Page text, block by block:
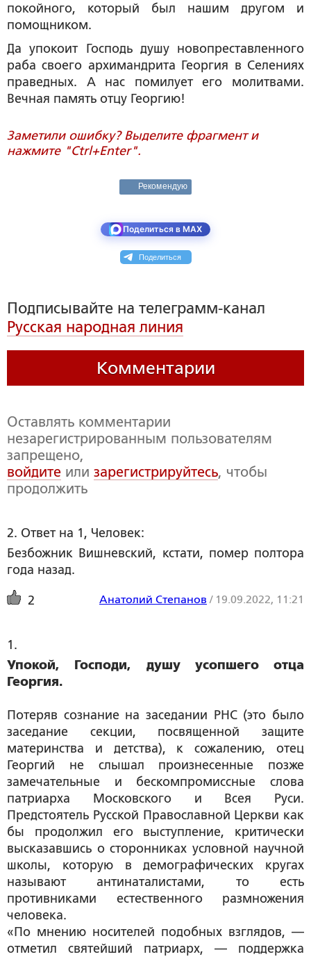
покойного, который был нашим другом и
помощником.
Да упокоит Господь душу новопреставленного
раба своего архимандрита Георгия в Селениях
праведных. А нас помилует его молитвами.
Вечная память отцу Георгию!
Заметили ошибку? Выделите фрагмент и
нажмите "Ctrl+Enter".
Рекомендую
Поделиться в MAX
Поделиться
Подписывайте на телеграмм-канал
Русская народная линия
Комментарии
Оставлять комментарии
незарегистрированным пользователям
запрещено,
войдите или зарегистрируйтесь, чтобы
продолжить
2. Ответ на 1, Человек:
Безбожник Вишневский, кстати, помер полтора
года назад.
2 Анатолий Степанов / 19.09.2022, 11:21
1.
Упокой, Господи, душу усопшего отца
Георгия.
Потеряв сознание на заседании РНС (это было
заседание секции, посвященной защите
материнства и детства), к сожалению, отец
Георгий не слышал произнесенные позже
замечательные и бескомпромиссные слова
патриарха Московского и Всея Руси.
Предстоятель Русской Православной Церкви как
бы продолжил его выступление, критически
высказавшись о сторонниках условной научной
школы, которую в демографических кругах
называют антинаталистами, то есть
противниками естественного размножения
человека.
«По мнению носителей подобных взглядов, —
отметил святейший патриарх, — поддержка